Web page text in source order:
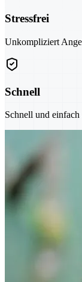
Stressfrei
Unkompliziert
Schnell
Schnell und